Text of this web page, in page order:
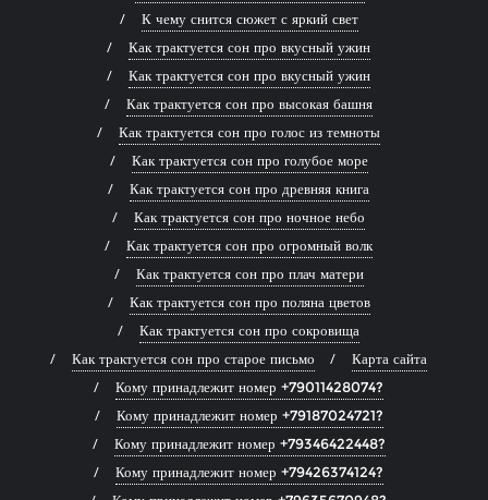
К чему снится сюжет с яркий свет
Как трактуется сон про вкусный ужин
Как трактуется сон про вкусный ужин
Как трактуется сон про высокая башня
Как трактуется сон про голос из темноты
Как трактуется сон про голубое море
Как трактуется сон про древняя книга
Как трактуется сон про ночное небо
Как трактуется сон про огромный волк
Как трактуется сон про плач матери
Как трактуется сон про поляна цветов
Как трактуется сон про сокровища
Как трактуется сон про старое письмо
Карта сайта
Кому принадлежит номер +79011428074?
Кому принадлежит номер +79187024721?
Кому принадлежит номер +79346422448?
Кому принадлежит номер +79426374124?